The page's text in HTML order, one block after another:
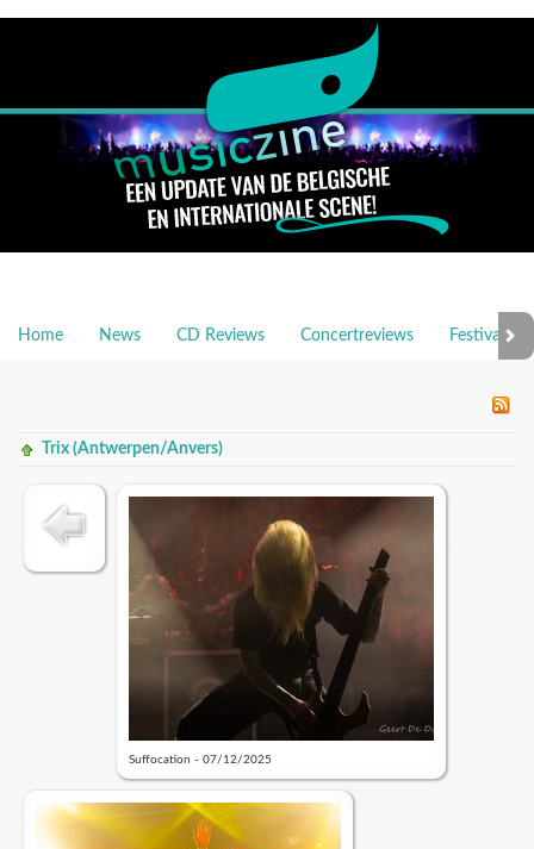
Home News CD Reviews Concertreviews
Trix (Antwerpen/Anvers)
Suffocation - 07/12/2025